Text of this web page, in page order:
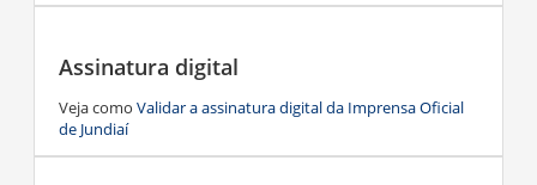
Assinatura digital
Veja como Validar a assinatura digital da Imprensa Oficial
de Jundiaí